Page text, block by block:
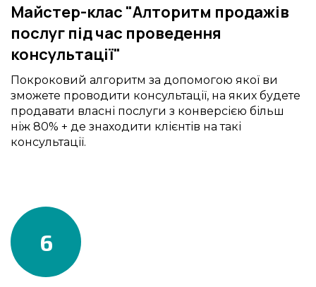
Майстер-клас "Алторитм продажів
послуг під час проведення
консультації"
Покроковий алгоритм за допомогою якої ви
зможете проводити консультації, на яких будете
продавати власні послуги з конверсією більш
ніж 80% + де знаходити клієнтів на такі
консультації.
6